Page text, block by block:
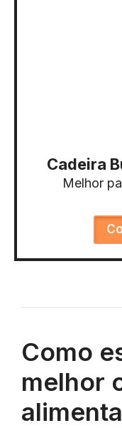
Cadeira
Melhor
Como
melhor